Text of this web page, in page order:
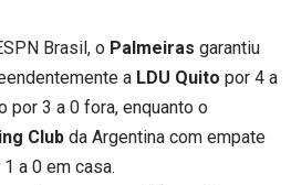
Brasil, o Palmeiras garantiu
a LDU Quito por 4 a
por 3 a 0 fora, enquanto o
Club da Argentina com empate
a 0 em casa.